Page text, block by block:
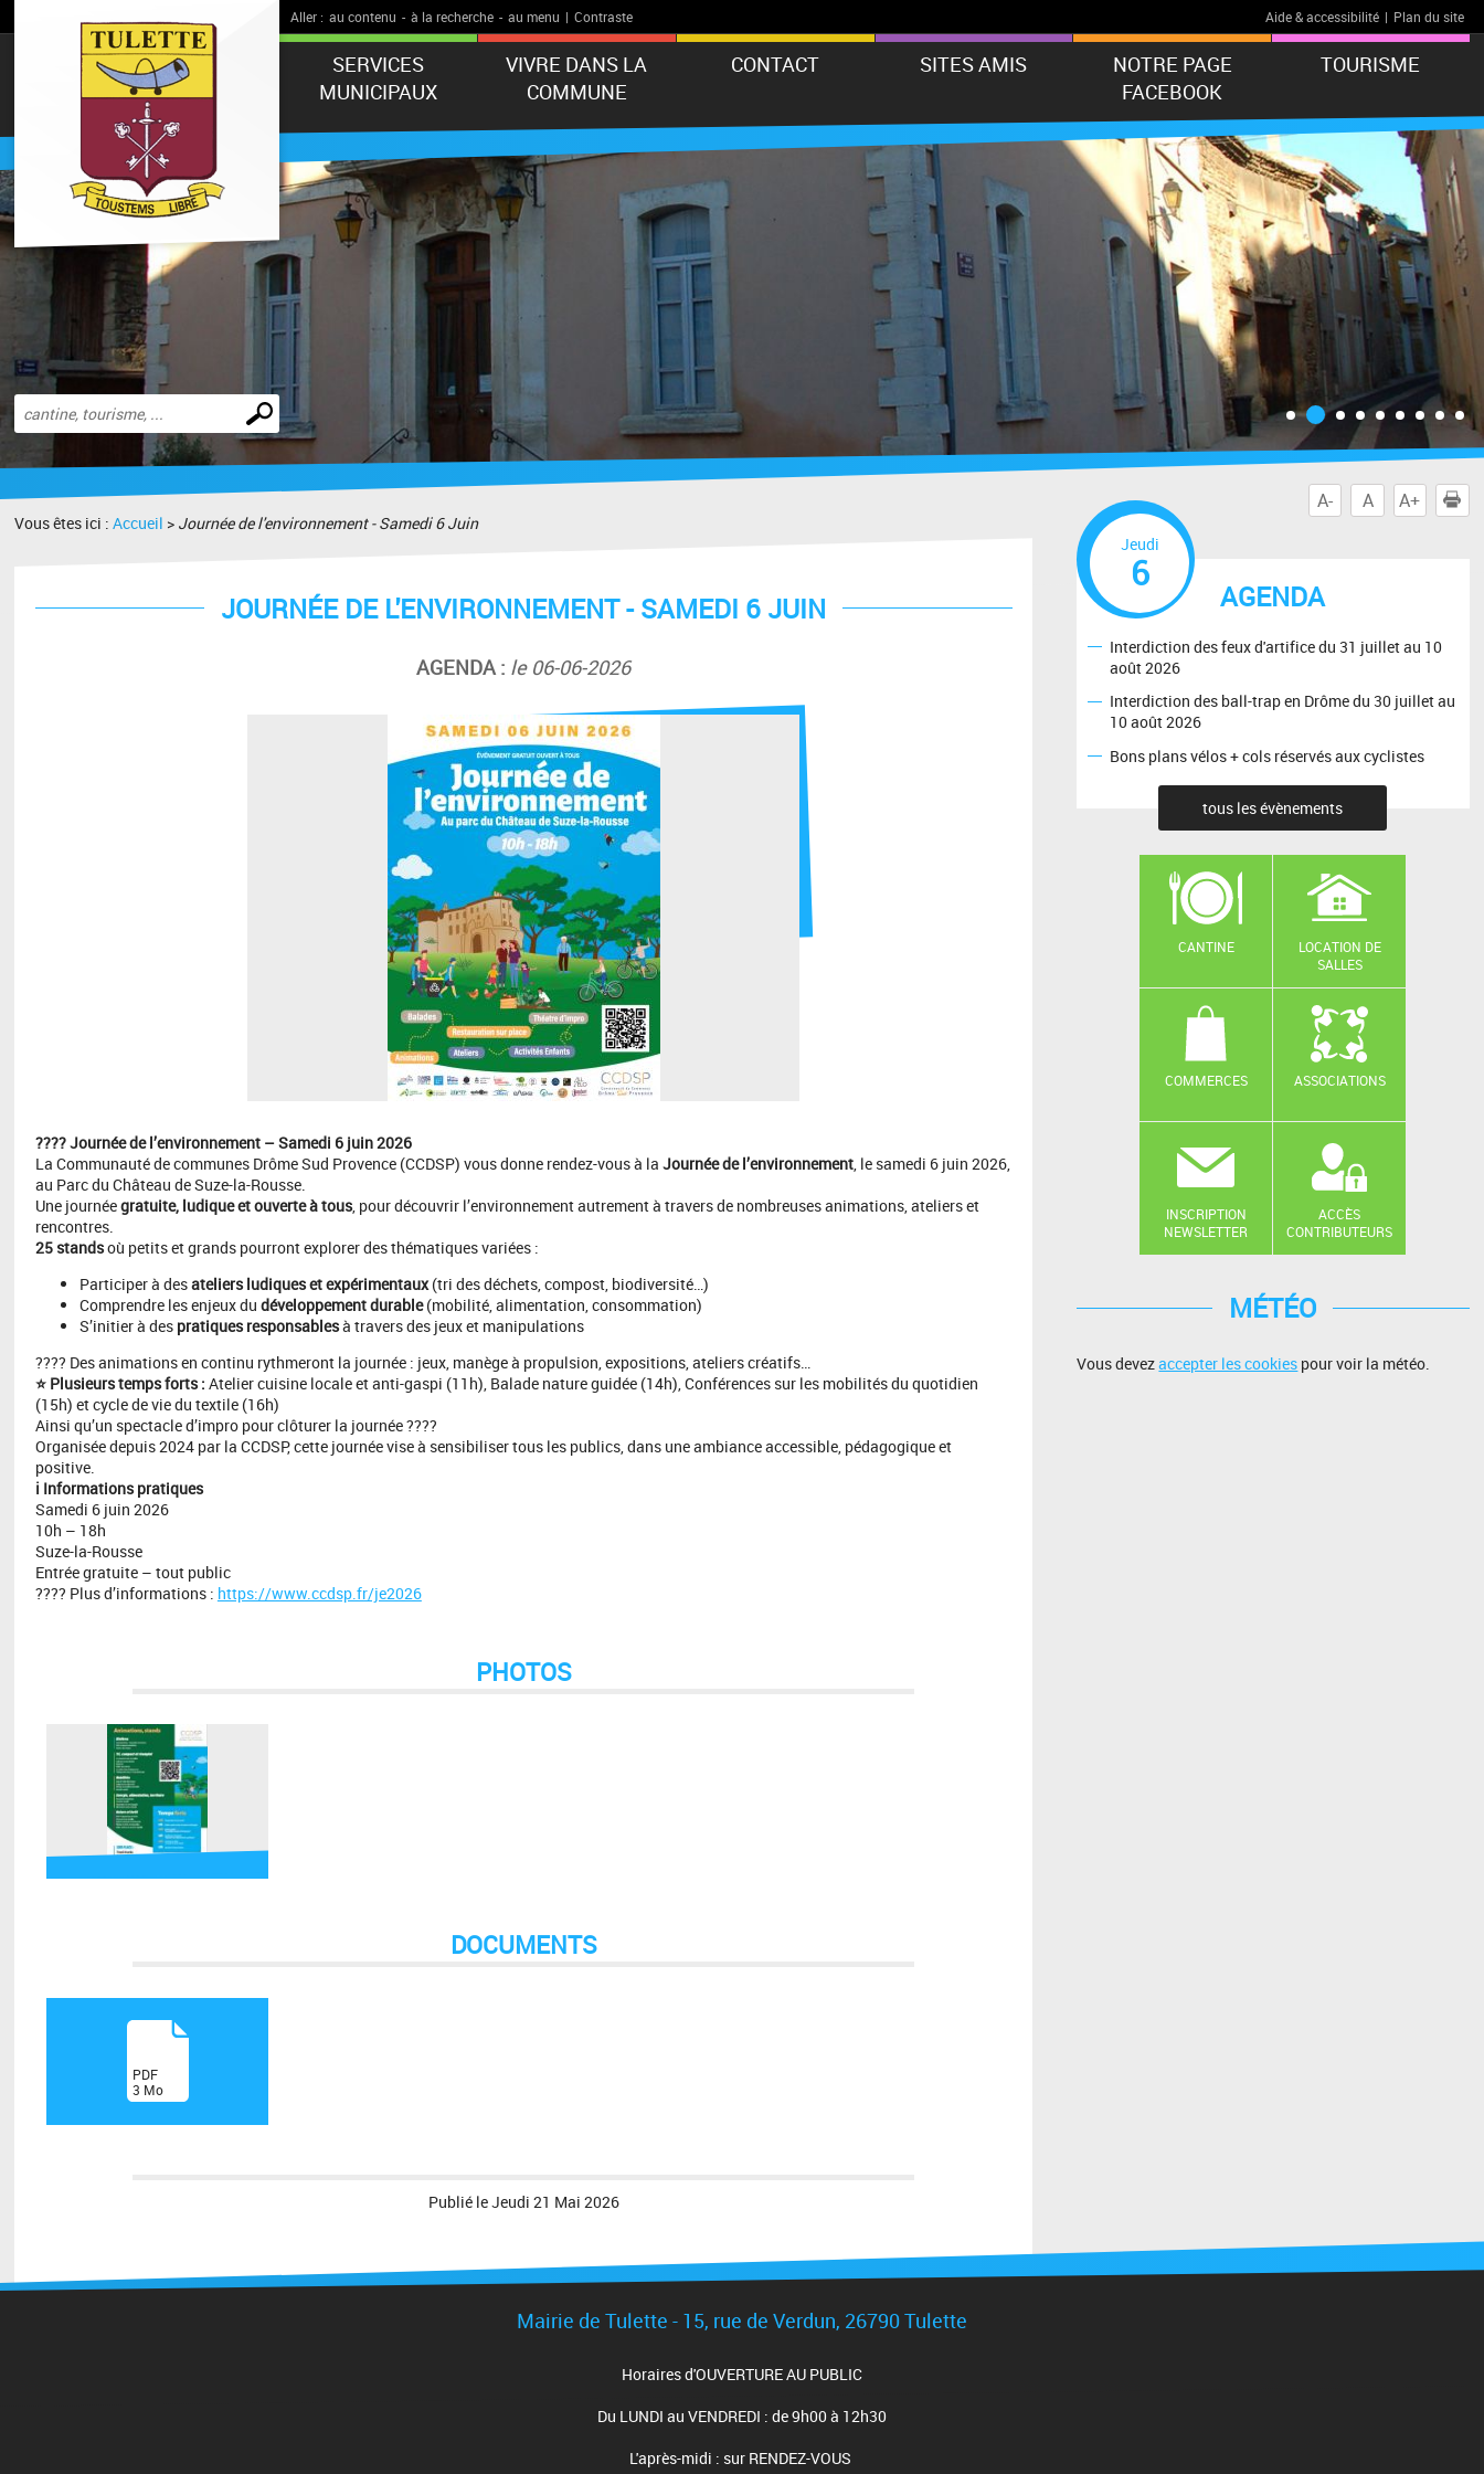
Aller : au contenu - à la recherche - au menu | Contraste Aide & accessibilité | Plan du site
SERVICES
MUNICIPAUX
VIVRE DANS LA
COMMUNE
CONTACT SITES AMIS
NOTRE PAGE
FACEBOOK
TOURISME
Effectuer
une
recherche
A- A A+
Vous êtes ici :Accueil > Journée de l'environnement - Samedi 6 Juin
JOURNÉE DE L'ENVIRONNEMENT - SAMEDI 6 JUIN
AGENDA : le 06-06-2026
???? Journée de l’environnement – Samedi 6 juin 2026
La Communauté de communes Drôme Sud Provence (CCDSP) vous donne rendez-vous à la Journée de l’environnement, le samedi 6 juin 2026,
au Parc du Château de Suze-la-Rousse.
Une journéegratuite, ludique et ouverte à tous, pour découvrir l’environnement autrement à travers de nombreuses animations, ateliers et
rencontres.
25 standsoù petits et grands pourront explorer des thématiques variées :
Participer à desateliers ludiques et expérimentaux(tri des déchets, compost, biodiversité…)
Comprendre les enjeux du développement durable(mobilité, alimentation, consommation)
S’initier à des pratiques responsablesà travers des jeux et manipulations
???? Des animations en continu rythmeront la journée : jeux, manège à propulsion, expositions, ateliers créatifs…
⭐ Plusieurs temps forts : Atelier cuisine locale et anti-gaspi (11h), Balade nature guidée (14h), Conférences sur les mobilités du quotidien
(15h) et cycle de vie du textile (16h)
Ainsi qu’un spectacle d’impro pour clôturer la journée ????
Organisée depuis 2024 par la CCDSP, cette journée vise à sensibiliser tous les publics, dans une ambiance accessible, pédagogique et
positive.
ℹ️ Informations pratiques
Samedi 6 juin 2026
10h – 18h
Suze-la-Rousse
Entrée gratuite – tout public
???? Plus d’informations : https://www.ccdsp.fr/je2026
PHOTOS
DOCUMENTS
(PDF
3 Mo
)
Publié leJeudi 21 Mai 2026
AGENDA
Jeudi
6
Interdiction des feux d'artifice du 31 juillet au 10
août 2026
Interdiction des ball-trap en Drôme du 30 juillet au
10 août 2026
Bons plans vélos + cols réservés aux cyclistes
tous les évènements
CANTINE
LOCATION DE
SALLES
COMMERCES ASSOCIATIONS
INSCRIPTION
NEWSLETTER
ACCÈS
CONTRIBUTEURS
MÉTÉO
Vous devezaccepter les cookies pour voir la météo.
Mairie de Tulette - 15, rue de Verdun, 26790 Tulette
Horaires d'OUVERTURE AU PUBLIC
Du LUNDI au VENDREDI : de 9h00 à 12h30
L'après-midi : sur RENDEZ-VOUS